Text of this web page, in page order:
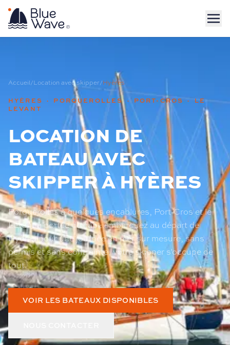
Accueil/Location avec skipper/Hyères
HYÈRES · PORQUEROLLES · PORT-CROS · LE
LEVANT
LOCATION DE
BATEAU AVEC
SKIPPER À HYÈRES
Porquerolles à quelques encablures, Port-Cros et le
Levant à portée de cap : embarquez au départ de
Hyères pour une journée en mer sur mesure, sans
permis et sans contrainte, votre skipper s'occupe de
tout.
VOIR LES BATEAUX DISPONIBLES